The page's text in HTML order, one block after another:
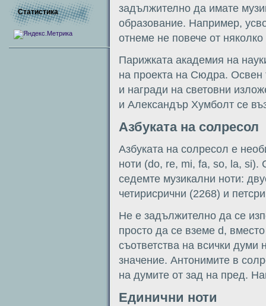
задължително да имате
образование. Например,
отнеме не повече от
Парижката академия на
на проекта на Сюдра. Освен
и награди на световни
и Александър Хумболт се
Азбуката на солресол
Азбуката на солресол е
ноти (do, re, mi, fa, so, la,
седемте музикални ноти:
четирисрични (2268) и
Не е задължително да се
просто да се вземе d,
съответства на всички думи
значение. Антонимите в
на думите от зад на пред.
Единични ноти
Статистика